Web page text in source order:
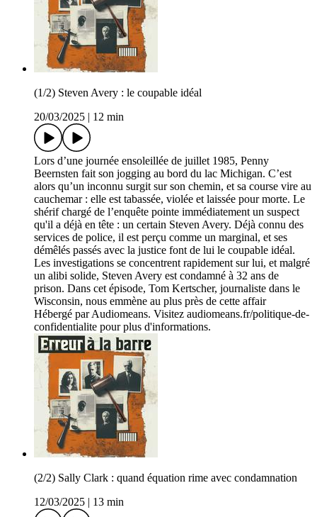
(1/2) Steven Avery : le coupable idéal
20/03/2025
12 min
Lors d’une journée ensoleillée de juillet 1985, Penny
Beernsten fait son jogging au bord du lac Michigan. C’est
alors qu’un inconnu surgit sur son chemin, et sa course vire au
cauchemar : elle est tabassée, violée et laissée pour morte. Le
shérif chargé de l’enquête pointe immédiatement un suspect
qu'il a déjà en tête : un certain Steven Avery. Déjà connu des
services de police, il est perçu comme un marginal, et ses
démêlés passés avec la justice font de lui le coupable idéal.
Les investigations se concentrent rapidement sur lui, et malgré
un alibi solide, Steven Avery est condamné à 32 ans de
prison. Dans cet épisode, Tom Kertscher, journaliste dans le
Wisconsin, nous emmène au plus près de cette affair
Hébergé par Audiomeans. Visitez audiomeans.fr/politique-de-
confidentialite pour plus d'informations.
(2/2) Sally Clark : quand équation rime avec condamnation
12/03/2025
13 min